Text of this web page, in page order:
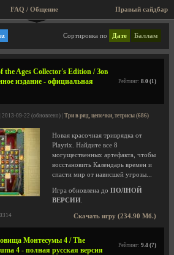
FAQ / Общение
в ряд, цепочки, тетрисы
Сортировка по Дате Баллам
the Ages Collector's Edition / Зов
издание - официальная
Рейтинг: 8.0 (1)
| 2013-09-22 (обновлено) | Три в ряд, цепочки, тетрисы (686)
Новая красочная триврядка от
Playrix. Найдите все 8
могущественных артефакта, чтобы
восстановить Календарь времен и
спасти мир от нависшей угрозы...
Игра обновлена до ПОЛНОЙ
ВЕРСИИ
Скачать игру (234.90 Мб.)
Монтесумы 4 / The
4 - полная русская версия
Рейтинг: 9.4 (7)